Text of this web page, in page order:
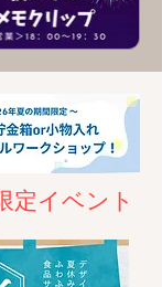
定イベント